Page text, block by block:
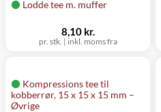
Lodde tee m. muffer
pr. stk. | inkl. moms fra
8,10 kr.
Kompressions tee til
kobberrør, 15 x 15 x 15 mm –
Øvrige